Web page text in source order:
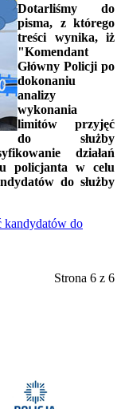
Dotarliśmy do
pisma, z którego
treści wynika, iż
"Komendant
Główny Policji po
dokonaniu
analizy
wykonania
limitów przyjęć
do służby
działań
policjanta w celu
do służby
kandydatów do
Strona 6 z 6